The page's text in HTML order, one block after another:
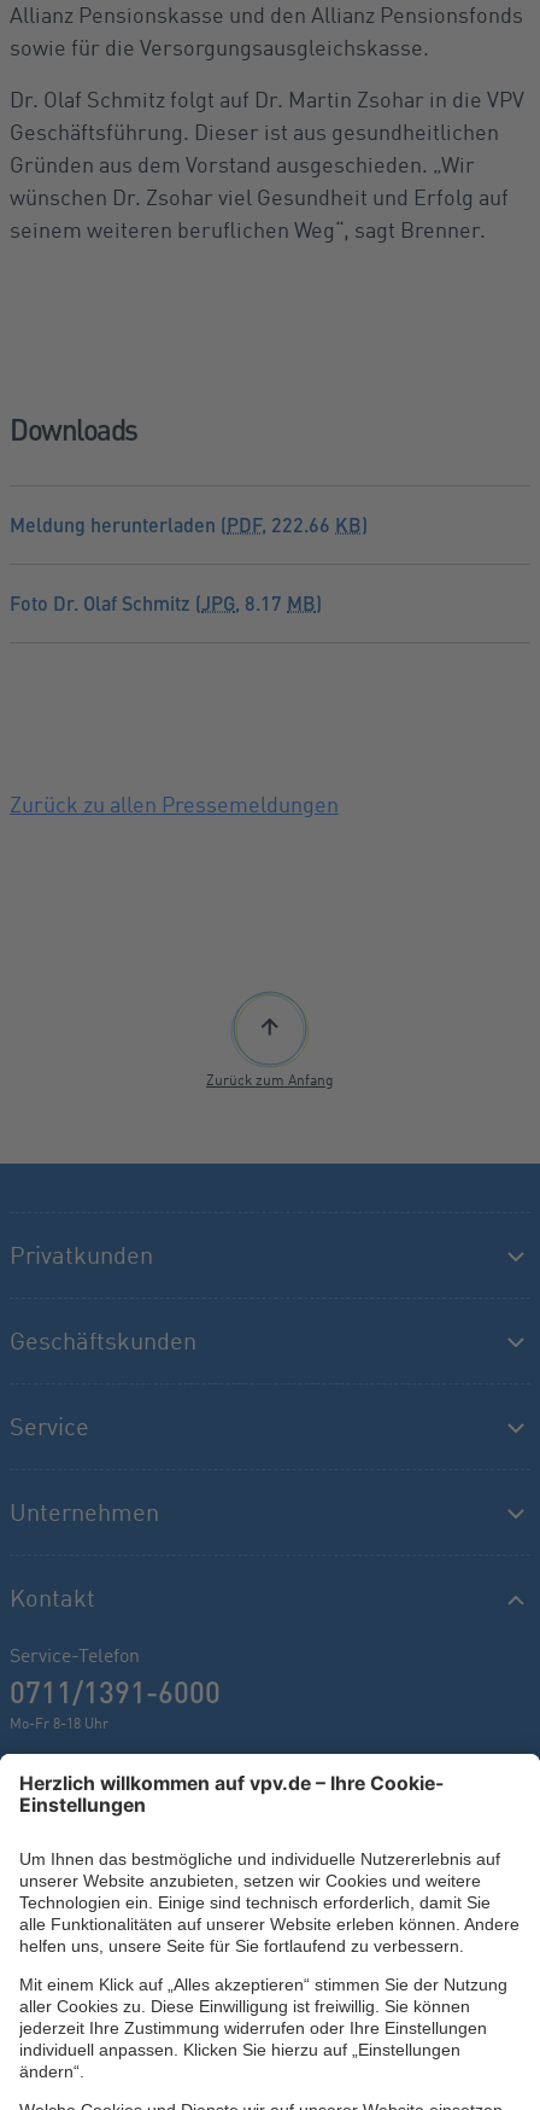
Allianz Pensionskasse und den Allianz Pensionsfonds
sowie für die Versorgungsausgleichskasse.
Dr. Olaf Schmitz folgt auf Dr. Martin Zsohar in die VPV
Geschäftsführung. Dieser ist aus gesundheitlichen
Gründen aus dem Vorstand ausgeschieden. „Wir
wünschen Dr. Zsohar viel Gesundheit und Erfolg auf
seinem weiteren beruflichen Weg“, sagt Brenner.
Downloads
Meldung herunterladen (PDF, 222.66 KB)
Foto Dr. Olaf Schmitz (JPG, 8.17 MB)
Zurück zu allen Pressemeldungen
Zurück zum Anfang
Privatkunden
Geschäftskunden
Service
Unternehmen
Kontakt
Service-Telefon
0711/1391-6000
Mo-Fr 8-18 Uhr
Kontaktformular